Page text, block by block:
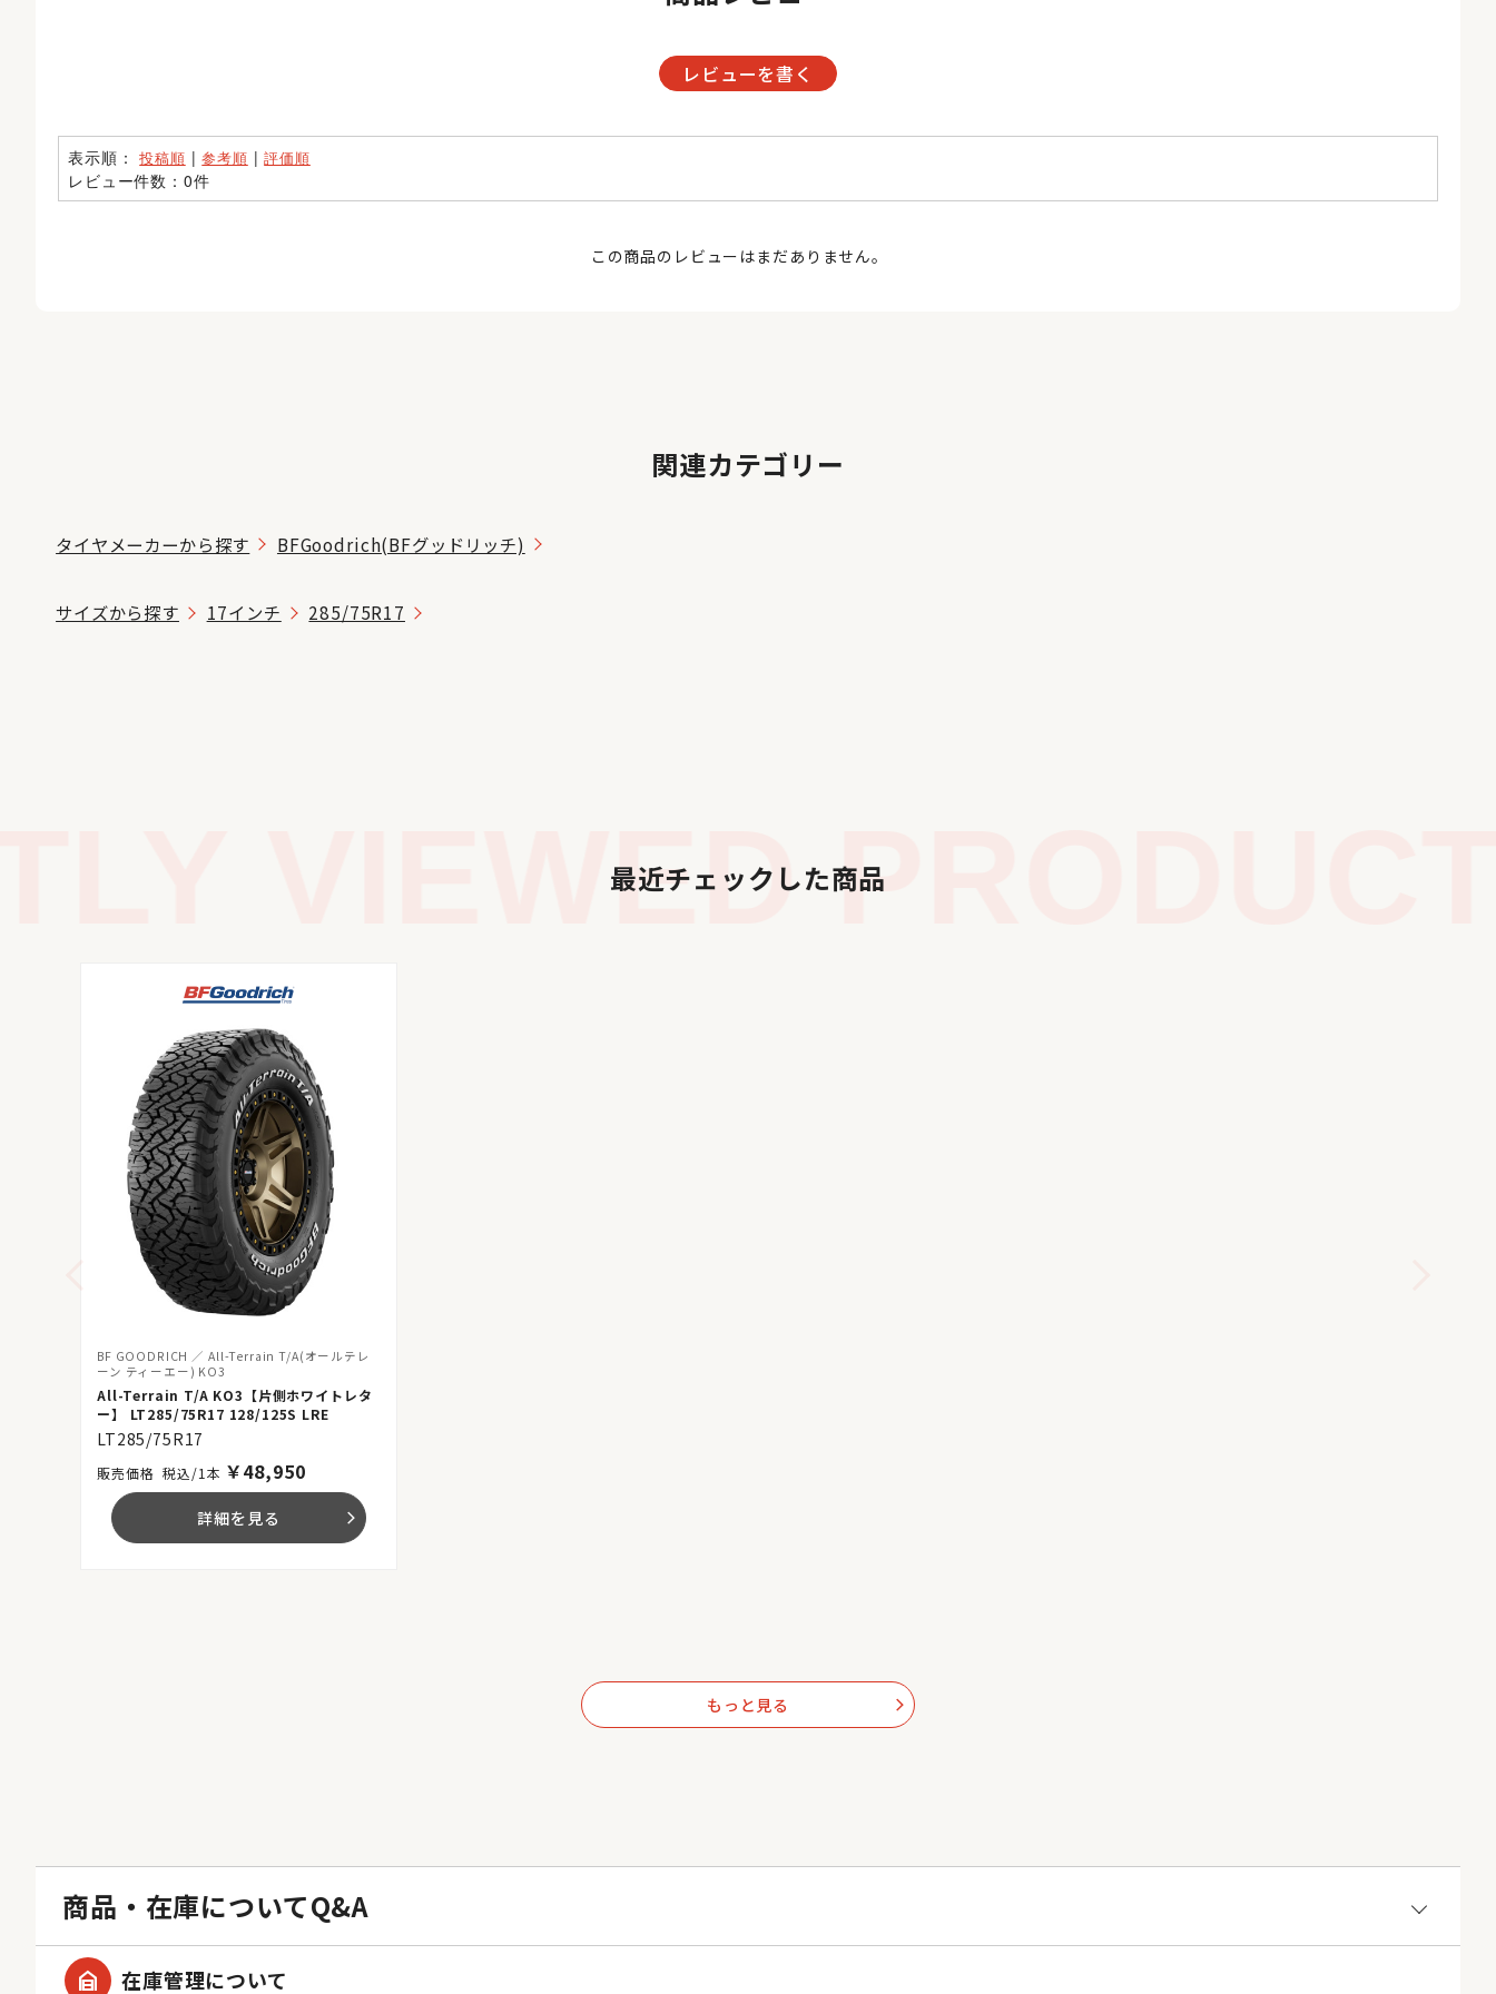
レビューを書く
表示順：投稿順 |参考順 |評価順
レビュー件数：0件
この商品のレビューはまだありません。
関連カテゴリー
タイヤメーカーから探す BFGoodrich(BFグッドリッチ)
サイズから探す 17インチ 285/75R17
VIEWED最近チェックした商品
BF GOODRICH
All-Terrain T/A(オールテレ
ーン ティーエー) KO3
All-Terrain T/A KO3【片側ホワイトレタ
ー】 LT285/75R17 128/125S LRE
LT285/75R17
税込/1本 ￥48,950
詳細を見る arrow_forward_ios
もっと見る arrow_forward_ios
商品・在庫についてQ&A
garage_home 在庫管理について